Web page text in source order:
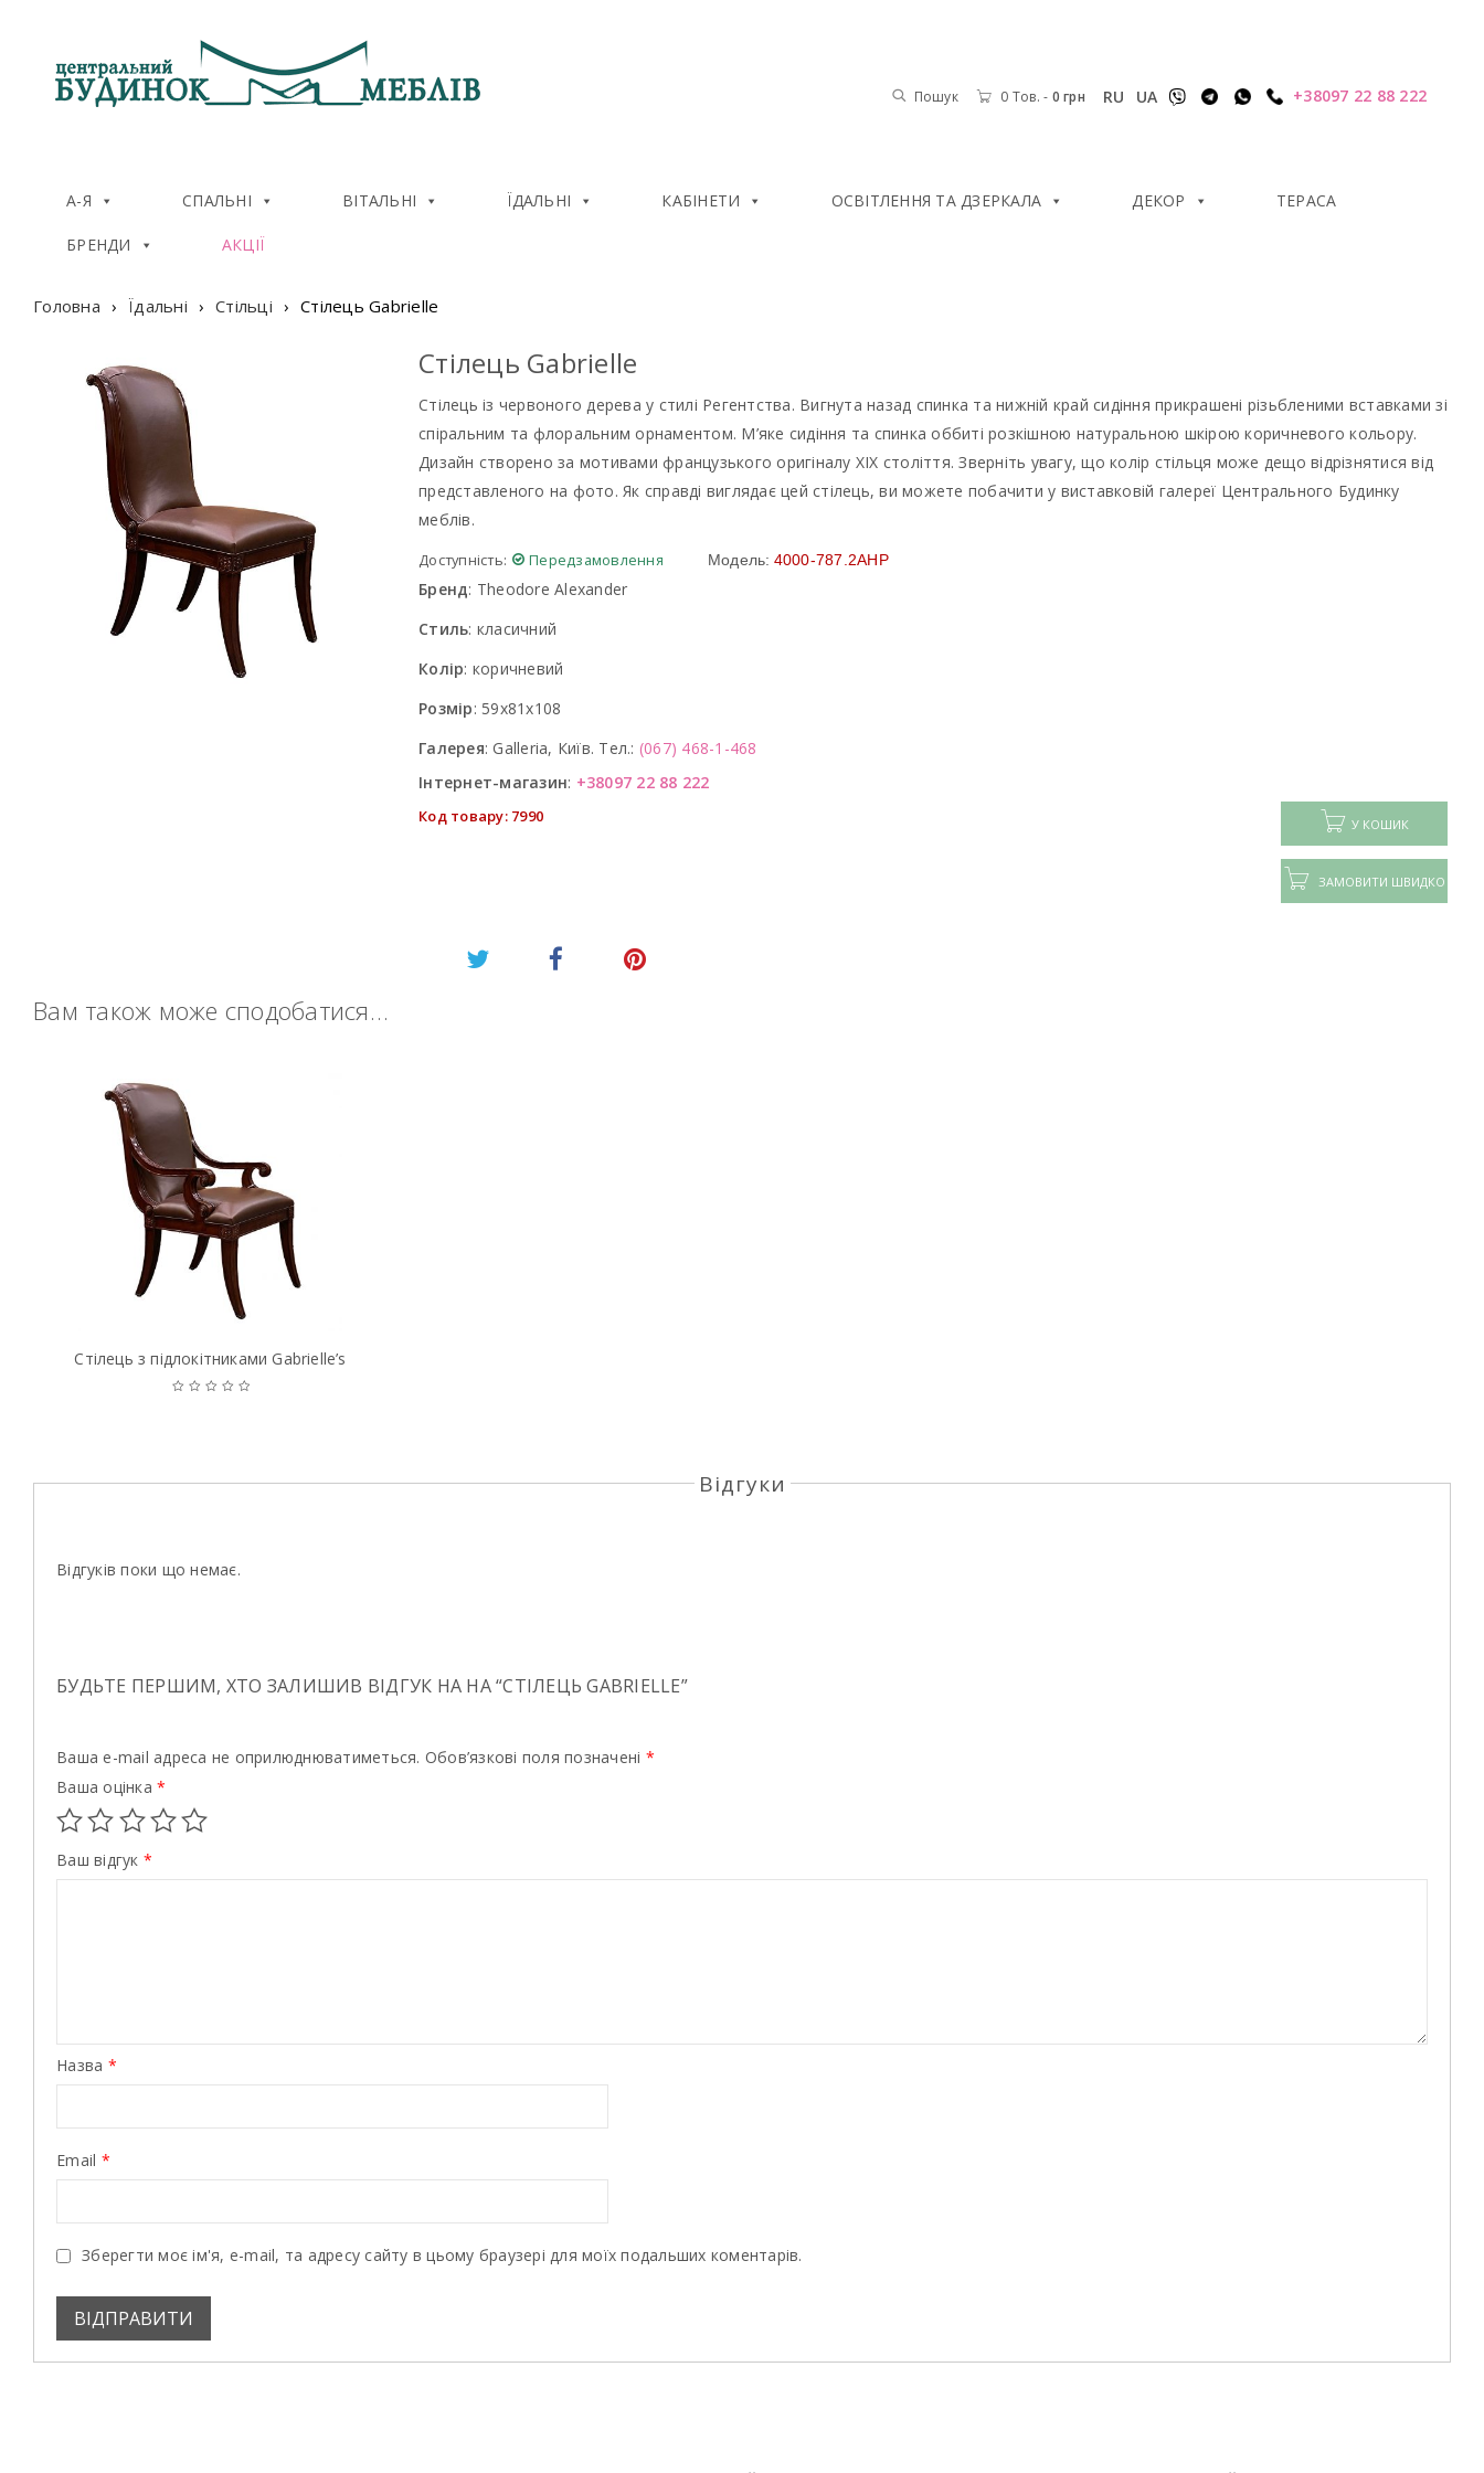
Пошук 0 Тов. - 0 грн RU UA +38097 22 88 222
А-Я СПАЛЬНІ ВІТАЛЬНІ ЇДАЛЬНІ КАБІНЕТИ ОСВІТЛЕННЯ ТА ДЗЕРКАЛА ДЕКОР ТЕРАСА
БРЕНДИ АКЦІЇ
Головна › Їдальні › Стільці › Стiлець Gabrielle
Стiлець Gabrielle
Стілець із червоного дерева у стилі Регентства. Вигнута назад спинка та нижній край сидіння прикрашені різьбленими вставками зі
спіральним та флоральним орнаментом. М’яке сидіння та спинка оббиті розкішною натуральною шкірою коричневого кольору.
Дизайн створено за мотивами французького оригіналу XIX століття. Зверніть увагу, що колір стільця може дещо відрізнятися від
представленого на фото. Як справді виглядає цей стілець, ви можете побачити у виставковій галереї Центрального Будинку
меблів.
Доступність: Передзамовлення Модель: 4000-787.2AHP
Бренд: Theodore Alexander
Стиль: класичний
Колір: коричневий
Розмір: 59x81x108
Галерея: Galleria, Київ. Тел.: (067) 468-1-468
Інтернет-магазин: +38097 22 88 222
У КОШИК
ЗАМОВИТИ ШВИДКО
Код товару: 7990
Вам також може сподобатися…
Стiлець з пiдлокiтниками Gabrielle’s
Відгуки
Відгуків поки що немає.
БУДЬТЕ ПЕРШИМ, ХТО ЗАЛИШИВ ВІДГУК НА НА “СТIЛЕЦЬ GABRIELLE”
Ваша e-mail адреса не оприлюднюватиметься. Обов’язкові поля позначені *
Ваша оцінка *
Ваш відгук *
Назва *
Email *
Зберегти моє ім'я, e-mail, та адресу сайту в цьому браузері для моїх подальших коментарів.